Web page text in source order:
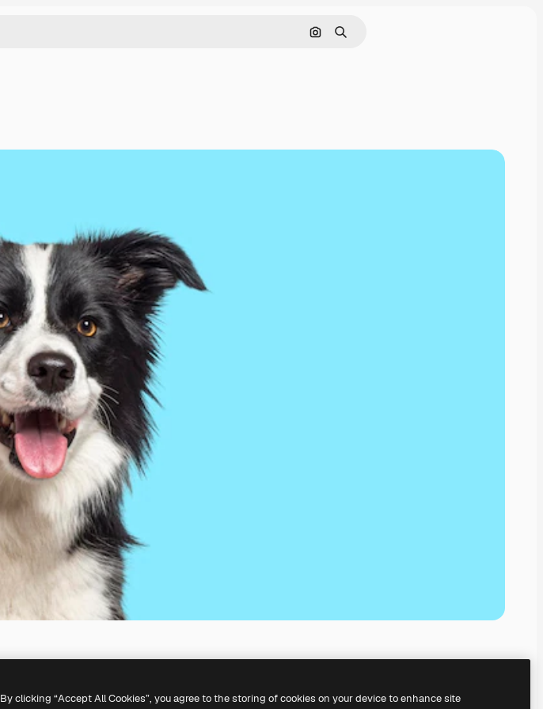
Pesquisar por imagem
Buscar
By clicking “Accept All Cookies”, you agree to the storing of cookies on your device to enhance site